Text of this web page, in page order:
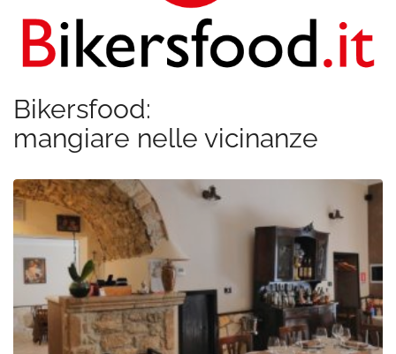
Bikersfood:
mangiare nelle vicinanze